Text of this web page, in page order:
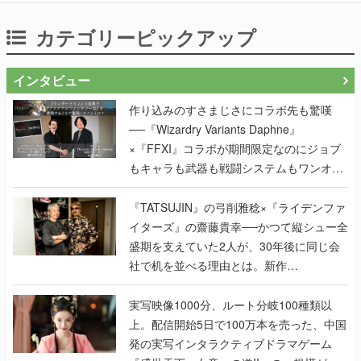
カテゴリーピックアップ
インタビュー
作り込みのすさまじさにコラボ先も驚嘆
──『Wizardry Variants Daphne』
×『FFXI』コラボが期間限定なのにジョブ
もキャラも武器も戦闘システムもワンオフ
で作り込まれた理由を両ディレクターに聞
く
『TATSUJIN』の弓削雅稔×『ライデンファ
イターズ』の齋藤貴幸──かつて縦シュー全
盛期を支えていた2人が、30年後に同じ会
社で机を並べる理由とは。新作
『TATSUJIN EXTREME』で初タッグを組
んだレジェンド2人に訊く開発秘話
実写映像1000分、ルート分岐100種類以
上。配信開始5日で100万本を売った、中国
発の実写インタラクティブドラマゲーム